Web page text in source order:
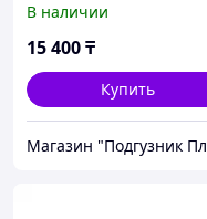
В наличии
15 400₸
Купить